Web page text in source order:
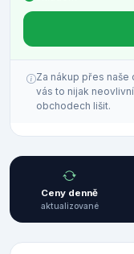
Za nákup přes
vás to nijak
obchodech lišit.
Ceny denně
aktualizované